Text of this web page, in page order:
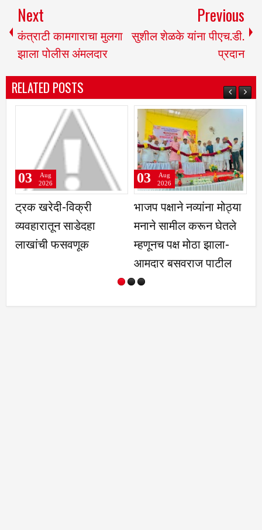
Next
कंत्राटी कामगाराचा मुलगा
झाला पोलीस अंमलदार
Previous
सुशील शेळके यांना पीएच.डी.
प्रदान
RELATED POSTS
ट्रक खरेदी-विक्री
व्यवहारातून साडेदहा
लाखांची फसवणूक
03
Aug
2026
भाजप पक्षाने नव्यांना मोठ्या
मनाने सामील करून घेतले
म्हणूनच पक्ष मोठा झाला-
आमदार बसवराज पाटील
03
Aug
2026